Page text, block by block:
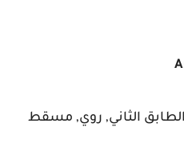
الطابق الثاني, روي, مسقط